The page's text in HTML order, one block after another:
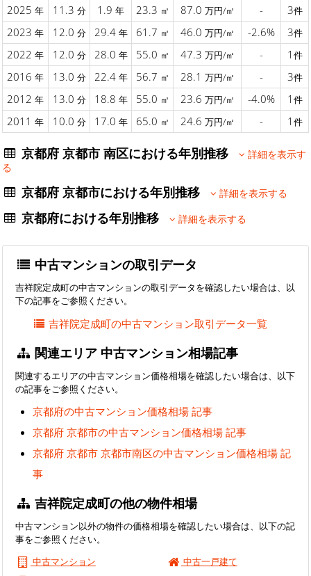
2025 年 11.3 分 1.9 年 23.3 ㎡ 87.0 万円/㎡ - 3件
2023 年 12.0 分 29.4 年 61.7 ㎡ 46.0 万円/㎡ -2.6% 3件
2022 年 12.0 分 28.0 年 55.0 ㎡ 47.3 万円/㎡ - 1 件
2016 年 13.0 分 22.4 年 56.7 ㎡ 28.1 万円/㎡ - 3件
2012 年 13.0 分 18.8 年 55.0 ㎡ 23.6 万円/㎡ -4.0% 1 件
2011 年 10.0 分 17.0 年 65.0 ㎡ 24.6 万円/㎡ - 1 件
京都府 京都市 南区における年別推移
詳細を表示す
る
京都府 京都市における年別推移 詳細を表示する
京都府における年別推移 詳細を表示する
中古マンションの取引データ
吉祥院定成町の中古マンションの取引データを確認したい場合は、以
下の記事をご参照ください。
吉祥院定成町の中古マンション取引データ一覧
関連エリア 中古マンション相場記事
関連するエリアの中古マンション価格相場を確認したい場合は、以下
の記事をご参照ください。
京都府の中古マンション価格相場 記事
京都府 京都市の中古マンション価格相場 記事
京都府 京都市 京都市南区の中古マンション価格相場 記
事
吉祥院定成町の他の物件相場
中古マンション以外の物件の価格相場を確認したい場合は、以下の記
事をご参照ください。
中古マンション
中古一戸建て